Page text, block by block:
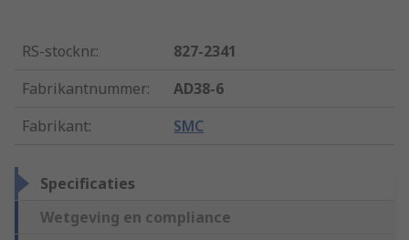
RS-stocknr.:
827-2341
Fabrikantnummer:
AD38-6
Fabrikant: SMC
Specificaties
Wetgeving en compliance